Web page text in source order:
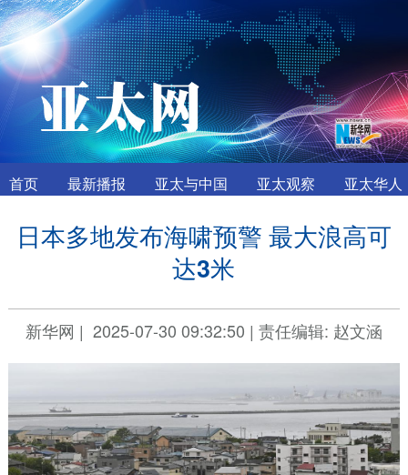
首页 最新播报 亚太与中国 亚太观察 亚太华人
日本多地发布海啸预警 最大浪高可
达3米
新华网 | 2025-07-30 09:32:50 | 责任编辑: 赵文涵